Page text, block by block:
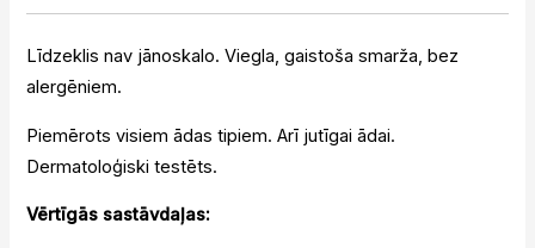
Līdzeklis nav jānoskalo. Viegla, gaistoša smarža, bez
alergēniem.
Piemērots visiem ādas tipiem. Arī jutīgai ādai.
Dermatoloģiski testēts.
Vērtīgās sastāvdaļas: